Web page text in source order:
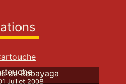
Juillet 2008